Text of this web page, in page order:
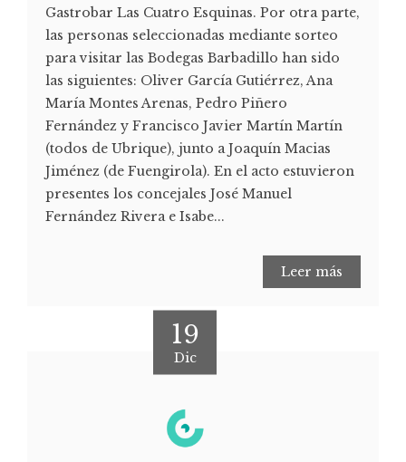
Gastrobar Las Cuatro Esquinas. Por otra parte,
las personas seleccionadas mediante sorteo
para visitar las Bodegas Barbadillo han sido
las siguientes: Oliver García Gutiérrez, Ana
María Montes Arenas, Pedro Piñero
Fernández y Francisco Javier Martín Martín
(todos de Ubrique), junto a Joaquín Macias
Jiménez (de Fuengirola). En el acto estuvieron
presentes los concejales José Manuel
Fernández Rivera e Isabe...
Leer más
19
Dic